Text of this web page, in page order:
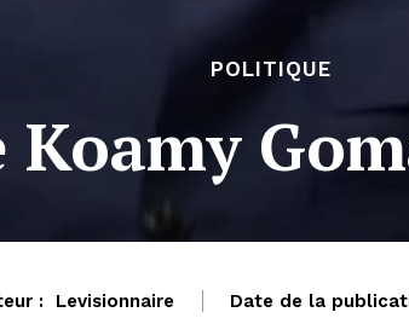
POLITIQUE
Koamy
: Levisionnaire Date de la